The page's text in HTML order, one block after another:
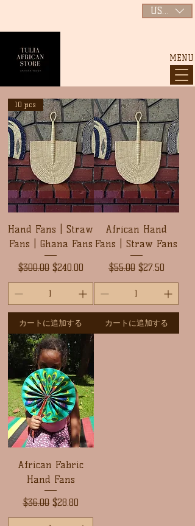
MENU
USD ($)
10 pcs
Hand Fans | Straw
Fans | Ghana Fans
通常価格
$300.00 セール価格
$240.00
カートに追加する
African Hand
Fans | Straw Fans
通常価格
$55.00 セール価格
$27.50
カートに追加する
African Fabric
Hand Fans
通常価格
$36.00 セール価格
$28.80